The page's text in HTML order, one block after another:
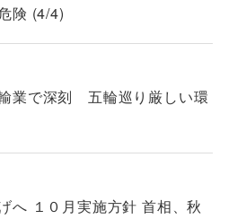
険 (4/4)
業で深刻 五輪巡り厳しい環
へ １０月実施方針 首相、秋